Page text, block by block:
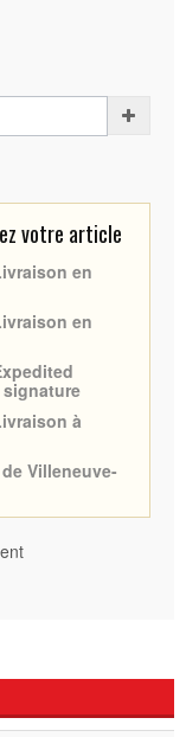
votre article
en
en
à
Villeneuve-